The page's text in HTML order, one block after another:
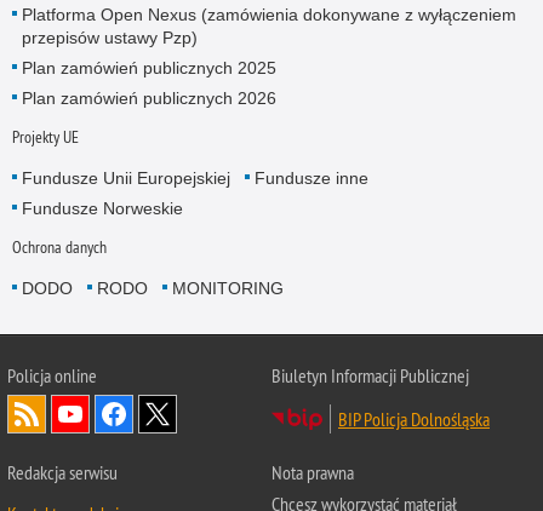
Platforma Open Nexus (zamówienia dokonywane z wyłączeniem
przepisów ustawy Pzp)
Plan zamówień publicznych 2025
Plan zamówień publicznych 2026
Projekty UE
Fundusze Unii Europejskiej
Fundusze inne
Fundusze Norweskie
Ochrona danych
DODO RODO MONITORING
Policjaonline
Biuletyn Informacji Publicznej
BIP Policja Dolnośląska
Redakcja serwisu
Nota prawna
Chcesz wykorzystać materiał